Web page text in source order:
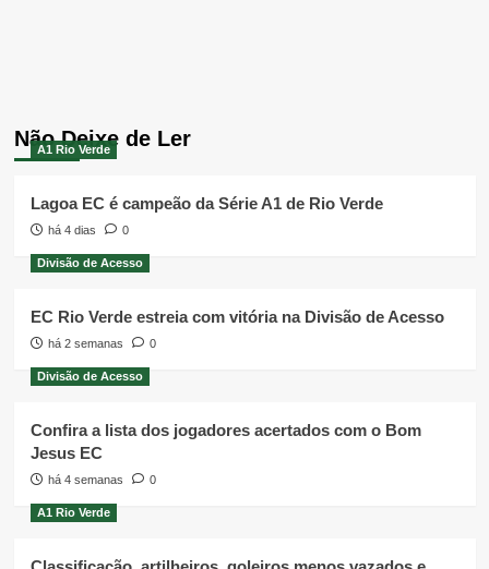
Não Deixe de Ler
A1 Rio Verde
Lagoa EC é campeão da Série A1 de Rio Verde
há 4 dias 0
Divisão de Acesso
EC Rio Verde estreia com vitória na Divisão de Acesso
há 2 semanas 0
Divisão de Acesso
Confira a lista dos jogadores acertados com o Bom
Jesus EC
há 4 semanas 0
A1 Rio Verde